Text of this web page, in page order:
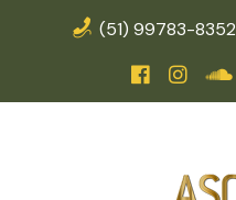
(51) 99783-8352